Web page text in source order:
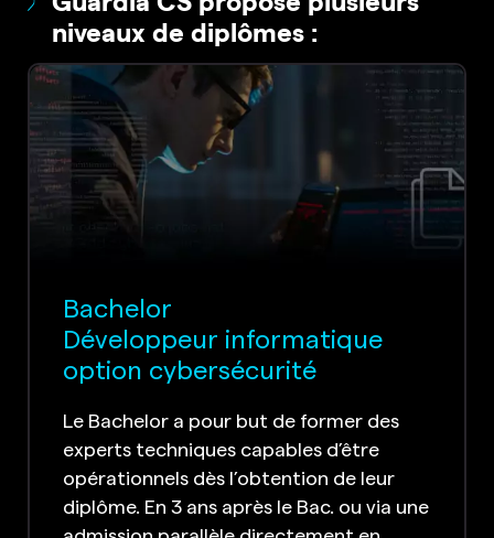
niveaux de diplômes :
Bachelor
Développeur informatique
option cybersécurité
Le Bachelor a pour but de former des
experts techniques capables d’être
opérationnels dès l’obtention de leur
diplôme. En 3 ans après le Bac. ou via une